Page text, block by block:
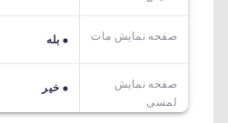
صفحه نمایش مات بله
صفحه نمایش
لمسی
خیر